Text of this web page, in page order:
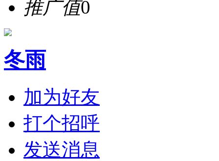
推广值0
冬雨
加为好友
打个招呼
发送消息